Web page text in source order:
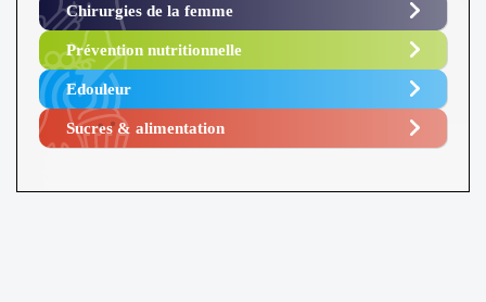
Chirurgies de la femme
Prévention nutritionnelle
Edouleur​
Sucres & alimentation​